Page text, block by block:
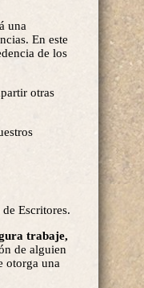
una
En este
de los
otras
Escritores.
trabaje,
de alguien
otorga una